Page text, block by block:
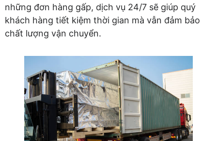
những đơn hàng gấp, dịch vụ 24/7 sẽ giúp quý
khách hàng tiết kiệm thời gian mà vẫn đảm bảo
chất lượng vận chuyển.